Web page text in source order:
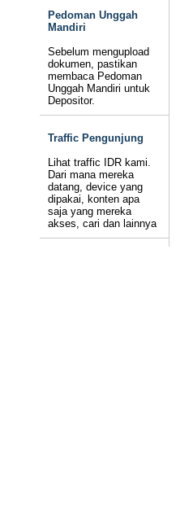
Pedoman Unggah
Mandiri
Sebelum mengupload
dokumen, pastikan
membaca Pedoman
Unggah Mandiri untuk
Depositor.
Traffic Pengunjung
Lihat traffic IDR kami.
Dari mana mereka
datang, device yang
dipakai, konten apa
saja yang mereka
akses, cari dan lainnya